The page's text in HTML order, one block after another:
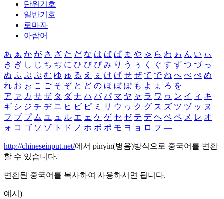
단위기호
일반기호
로마자
아랍어
あ ぁ か が さ ざ た だ な は ば ぱ ま や ゃ ら わ ゎ ん い ぃ
き ぎ し じ ち ぢ に ひ び ぴ み り う ぅ く ぐ す ず つ づ っ
ぬ ふ ぶ ぷ む ゆ ゅ る え ぇ け げ せ ぜ て で ね へ べ ぺ め
れ お ぉ こ ご そ ぞ と ど の ほ ぼ ぽ も よ ょ ろ を
ア ァ カ サ ザ タ ダ ナ ハ バ パ マ ヤ ャ ラ ワ ヮ ン イ ィ キ
ギ シ ジ チ ヂ ニ ヒ ビ ピ ミ リ ウ ゥ ク グ ス ズ ツ ヅ ッ ヌ
フ ブ プ ム ユ ュ ル エ ェ ケ ゲ セ ゼ テ デ ヘ ベ ペ メ レ オ
ォ コ ゴ ソ ゾ ト ド ノ ホ ボ ポ モ ヨ ョ ロ ヲ ―
http://chineseinput.net/에서 pinyin(병음)방식으로 중국어를 변환
할 수 있습니다.
변환된 중국어를 복사하여 사용하시면 됩니다.
예시)